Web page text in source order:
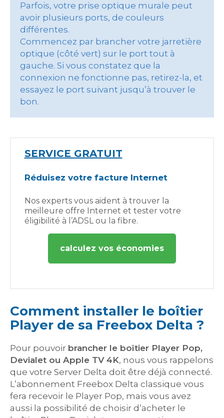
Parfois, votre prise optique murale peut
avoir plusieurs ports, de couleurs
différentes.
Commencez par brancher votre jarretière
optique (côté vert) sur le port tout à
gauche. Si vous constatez que la
connexion ne fonctionne pas, retirez-la, et
essayez le port suivant jusqu’à trouver le
bon.
SERVICE GRATUIT
Réduisez votre facture Internet
Nos experts vous aident à trouver la
meilleure offre Internet et tester votre
éligibilité à l’ADSL ou la fibre.
calculez vos économies
Comment installer le boîtier
Player de sa Freebox Delta ?
Pour pouvoir brancher le boîtier Player Pop,
Devialet ou Apple TV 4K, nous vous rappelons
que votre Server Delta doit être déjà connecté.
L’abonnement Freebox Delta classique vous
fera recevoir le Player Pop, mais vous avez
aussi la possibilité de choisir d’acheter le